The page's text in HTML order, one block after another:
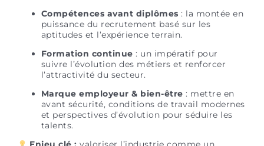
Compétences avant diplômes : la montée en
puissance du recrutement basé sur les
aptitudes et l’expérience terrain.
Formation continue : un impératif pour
suivre l’évolution des métiers et renforcer
l’attractivité du secteur.
Marque employeur & bien-être : mettre en
avant sécurité, conditions de travail modernes
et perspectives d’évolution pour séduire les
talents.